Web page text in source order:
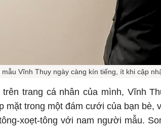
mẫu Vĩnh Thụy ngày càng kín tiếng, ít khi cập
trang cá nhân của mình, Vĩnh
mặt trong một đám cưới của bạn bè,
xoẹt-tông với nam người mẫu.